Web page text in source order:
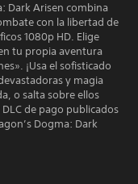
Dark Arisen combina
con la libertad de
1080p HD. Elige
tu propia aventura
¡Usa el sofisticado
y magia
o salta sobre ellos
de pago publicados
Dogma: Dark